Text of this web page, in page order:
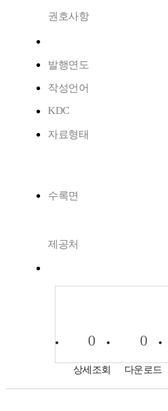
권호사항
발행연도
작성언어
KDC
자료형태
수록면
제공처
0
상세조회
0
다운로드